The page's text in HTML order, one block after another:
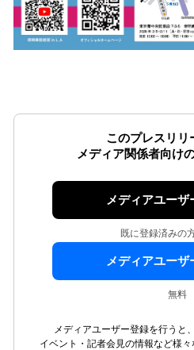
このプレスリリ
メディア関係者向け
メディアユーザ
既に登録済みの
メディアユーザ
無料
メディアユーザー登録を行うと
イベント・記者会見の情報など様々